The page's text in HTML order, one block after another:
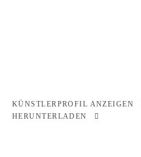
KÜNSTLERPROFIL ANZEIGEN
HERUNTERLADEN